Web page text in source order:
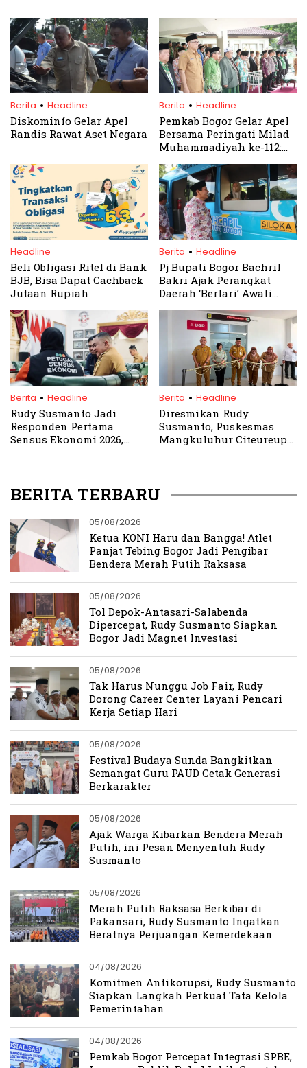
Berita . Headline
Diskominfo Gelar Apel
Randis Rawat Aset Negara
Berita . Headline
Pemkab Bogor Gelar Apel
Bersama Peringati Milad
Muhammadiyah ke-112:
Kemakmuran Bersama
Headline
Beli Obligasi Ritel di Bank
BJB, Bisa Dapat Cachback
Jutaan Rupiah
Berita . Headline
Pj Bupati Bogor Bachril
Bakri Ajak Perangkat
Daerah ‘Berlari’ Awali
Berita . Headline
Rudy Susmanto Jadi
Responden Pertama
Sensus Ekonomi 2026,
Berita . Headline
Diresmikan Rudy
Susmanto, Puskesmas
Mangkuluhur Citeureup
BERITA TERBARU
05/08/2026
Ketua KONI Haru dan Bangga! Atlet
Panjat Tebing Bogor Jadi Pengibar
Bendera Merah Putih Raksasa
05/08/2026
Tol Depok-Antasari-Salabenda
Dipercepat, Rudy Susmanto Siapkan
Bogor Jadi Magnet Investasi
05/08/2026
Tak Harus Nunggu Job Fair, Rudy
Dorong Career Center Layani Pencari
Kerja Setiap Hari
05/08/2026
Festival Budaya Sunda Bangkitkan
Semangat Guru PAUD Cetak Generasi
Berkarakter
05/08/2026
Ajak Warga Kibarkan Bendera Merah
Putih, ini Pesan Menyentuh Rudy
Susmanto
05/08/2026
Merah Putih Raksasa Berkibar di
Pakansari, Rudy Susmanto Ingatkan
Beratnya Perjuangan Kemerdekaan
04/08/2026
Komitmen Antikorupsi, Rudy Susmanto
Siapkan Langkah Perkuat Tata Kelola
Pemerintahan
04/08/2026
Pemkab Bogor Percepat Integrasi SPBE,